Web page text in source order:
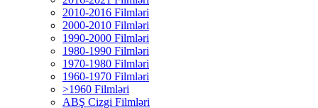
2010-2016 Filmləri
2000-2010 Filmləri
1990-2000 Filmləri
1980-1990 Filmləri
1970-1980 Filmləri
1960-1970 Filmləri
>1960 Filmləri
ABŞ Cizgi Filmləri